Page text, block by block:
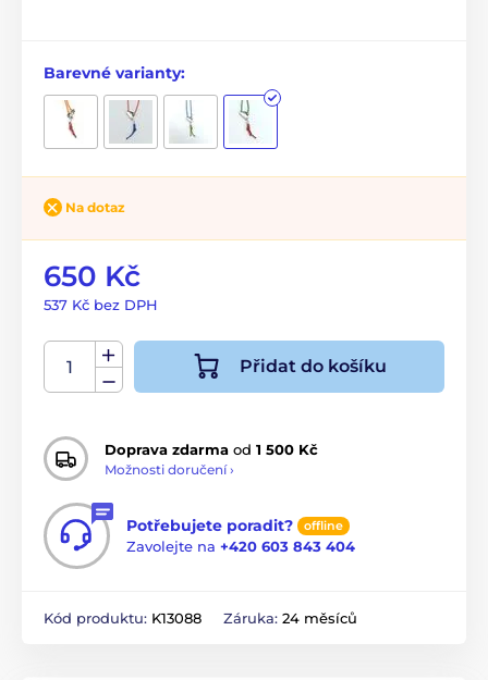
Barevné varianty:
Na dotaz
650 Kč
537 Kč bez DPH
Přidat do košíku
Doprava zdarma od 1 500 Kč
Možnosti doručení ›
Potřebujete poradit? offline
Zavolejte na +420 603 843 404
Kód produktu: K13088 Záruka: 24 měsíců